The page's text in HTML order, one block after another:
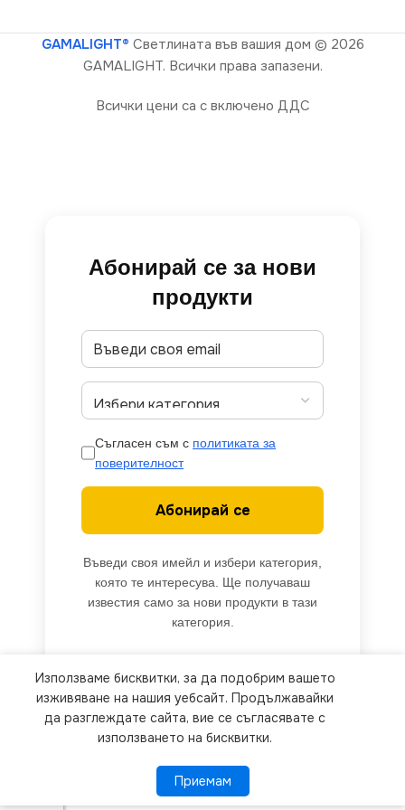
GAMALIGHT® Светлината във вашия дом © 2026
GAMALIGHT. Всички права запазени.
Всички цени са с включено ДДС
Абонирай се за нови
продукти
Съгласен съм с политиката за
поверителност
Абонирай се
Въведи своя имейл и избери категория,
която те интересува. Ще получаваш
известия само за нови продукти в тази
категория.
We use cookies to improve your experience on our
website. By browsing this website, you agree to
our use of cookies.
ПОВЕЧЕ ИНФОРМАЦИЯ
VIV004096
Използваме бисквитки, за да подобрим вашето
изживяване на нашия уебсайт. Продължавайки
да разглеждате сайта, вие се съгласявате с
използването на бисквитки.
Приемам